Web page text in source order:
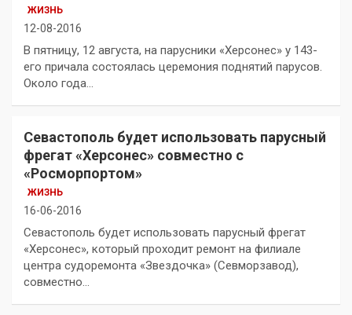
ЖИЗНЬ
12-08-2016
В пятницу, 12 августа, на парусники «Херсонес» у 143-
его причала состоялась церемония поднятий парусов.
Около года…
Севастополь будет использовать парусный
фрегат «Херсонес» совместно с
«Росморпортом»
ЖИЗНЬ
16-06-2016
Севастополь будет использовать парусный фрегат
«Херсонес», который проходит ремонт на филиале
центра судоремонта «Звездочка» (Севморзавод),
совместно…